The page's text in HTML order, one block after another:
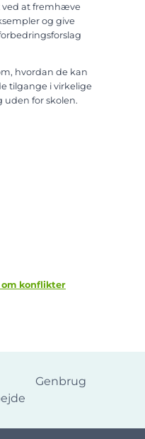
ved at fremhæve
og give
hvordan de kan
tilgange i virkelige
uden for skolen.
konflikter
Genbrug